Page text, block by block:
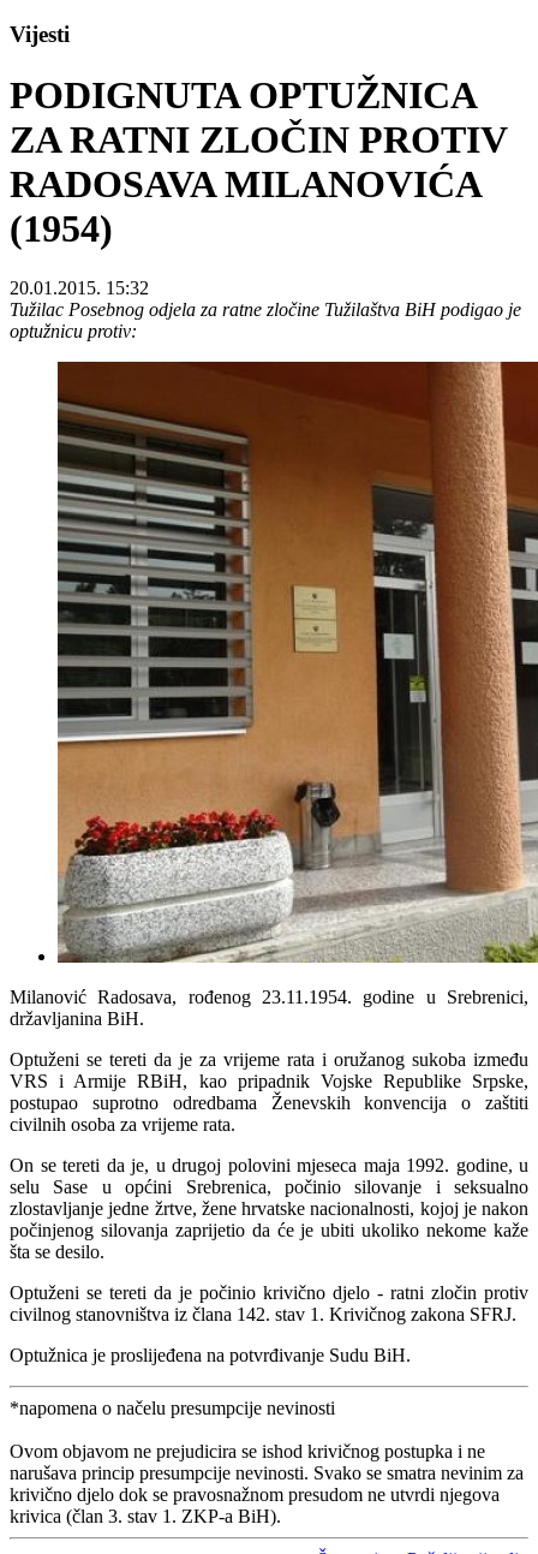
Vijesti
PODIGNUTA OPTUŽNICA
ZA RATNI ZLOČIN PROTIV
RADOSAVA MILANOVIĆA
(1954)
20.01.2015. 15:32
Tužilac Posebnog odjela za ratne zločine Tužilaštva BiH podigao je
optužnicu protiv:
Milanović Radosava, rođenog 23.11.1954. godine u Srebrenici,
državljanina BiH.
Optuženi se tereti da je za vrijeme rata i oružanog sukoba između
VRS i Armije RBiH, kao pripadnik Vojske Republike Srpske,
postupao suprotno odredbama Ženevskih konvencija o zaštiti
civilnih osoba za vrijeme rata.
On se tereti da je, u drugoj polovini mjeseca maja 1992. godine, u
selu Sase u općini Srebrenica, počinio silovanje i seksualno
zlostavljanje jedne žrtve, žene hrvatske nacionalnosti, kojoj je nakon
počinjenog silovanja zaprijetio da će je ubiti ukoliko nekome kaže
šta se desilo.
Optuženi se tereti da je počinio krivično djelo - ratni zločin protiv
civilnog stanovništva iz člana 142. stav 1. Krivičnog zakona SFRJ.
Optužnica je proslijeđena na potvrđivanje Sudu BiH.
*napomena o načelu presumpcije nevinosti
Ovom objavom ne prejudicira se ishod krivičnog postupka i ne
narušava princip presumpcije nevinosti. Svako se smatra nevinim za
krivično djelo dok se pravosnažnom presudom ne utvrdi njegova
krivica (član 3. stav 1. ZKP-a BiH).